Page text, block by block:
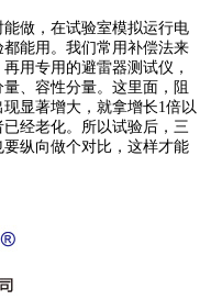
做，在试验室模拟运行电
能用。我们常用补偿法来
用专用的避雷器测试仪，
、容性分量。这里面，阻
显著增大，就拿增长1倍以
经老化。所以试验后，三
纵向做个对比，这样才能